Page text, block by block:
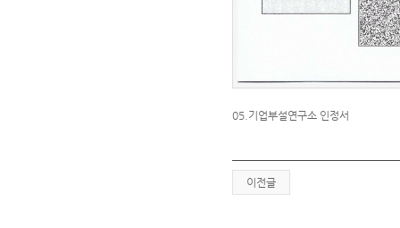
05.기업부설연구소 인정서
이전글